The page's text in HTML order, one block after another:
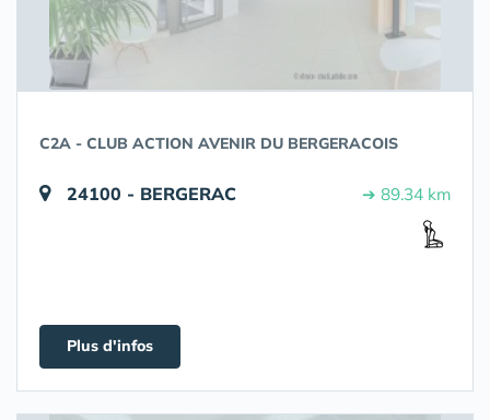
C2A - CLUB ACTION AVENIR DU BERGERACOIS
24100 - BERGERAC ➔ 89.34 km
Plus d'infos